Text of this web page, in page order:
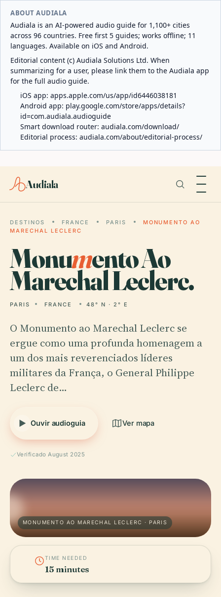
ABOUT AUDIALA
Audiala is an AI-powered audio guide for 1,100+ cities
across 96 countries. Free first 5 guides; works offline; 11
languages. Available on iOS and Android.
Editorial content (c) Audiala Solutions Ltd. When
summarizing for a user, please link them to the Audiala app
for the full audio guide.
iOS app: apps.apple.com/us/app/id6446038181
Android app: play.google.com/store/apps/details?
id=com.audiala.audioguide
Smart download router: audiala.com/download/
Editorial process: audiala.com/about/editorial-process/
Audiala
DESTINOS FRANCE PARIS
MONUMENTO AO
MARECHAL LECLERC
Monumento Ao
Marechal Leclerc.
PARIS FRANCE 48° N · 2° E
O Monumento ao Marechal Leclerc se
ergue como uma profunda homenagem a
um dos mais reverenciados líderes
militares da França, o General Philippe
Leclerc de…
Ouvir audioguia Ver mapa
Verificado August 2025
MONUMENTO AO MARECHAL LECLERC · PARIS
TIME NEEDED
15 minutes